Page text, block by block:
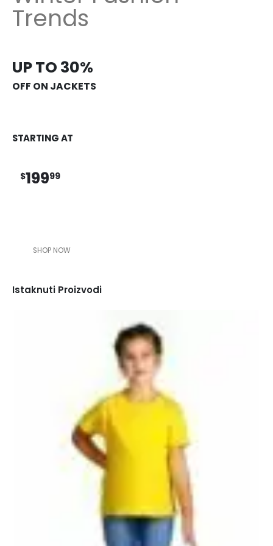
Trends
UP TO 30%
OFF ON JACKETS
STARTING AT
$19999
SHOP NOW
Istaknuti Proizvodi